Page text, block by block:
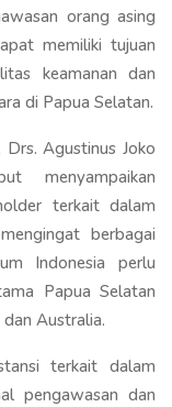
orang asing
memiliki tujuan
keamanan dan
di Papua Selatan.
Agustinus Joko
menyampaikan
terkait dalam
berbagai
Indonesia perlu
Papua Selatan
Australia.
terkait dalam
pengawasan dan